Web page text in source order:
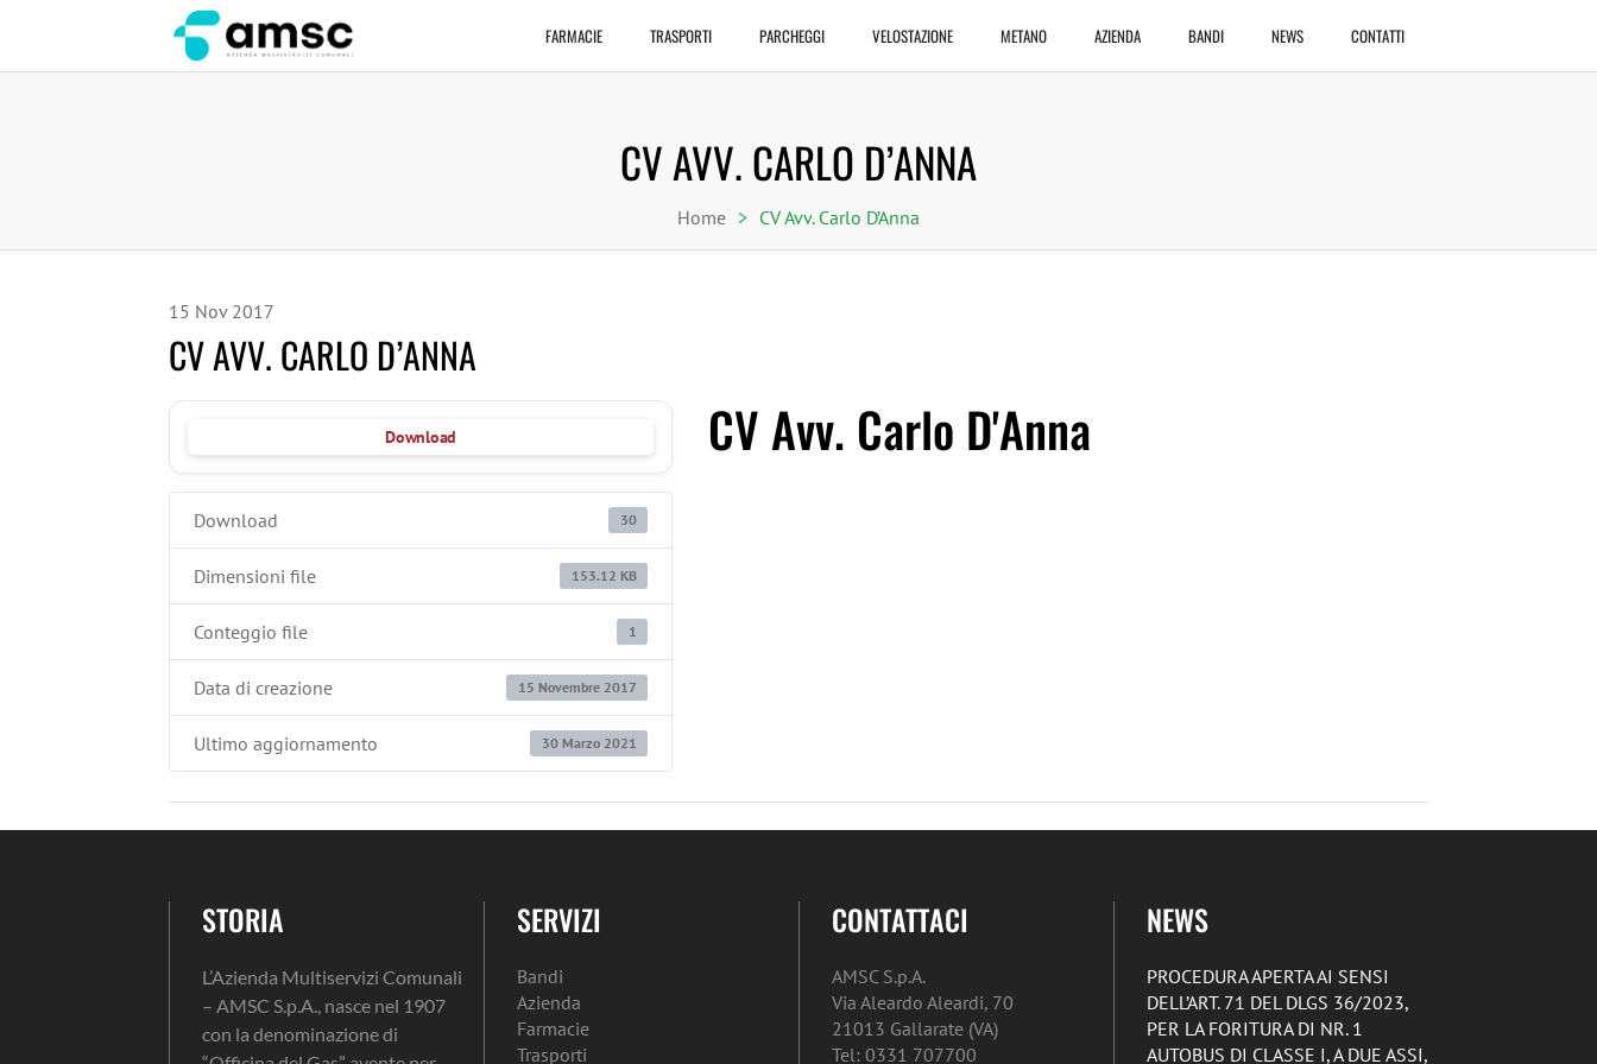
FARMACIE TRASPORTI PARCHEGGI VELOSTAZIONE METANO AZIENDA BANDI NEWS CONTATTI
CV AVV. CARLO D’ANNA
Home > CV Avv. Carlo D’Anna
15 Nov 2017
CV AVV. CARLO D’ANNA
Download
Download 30
Dimensioni file 153.12 KB
Conteggio file 1
Data di creazione 15 Novembre 2017
Ultimo aggiornamento 30 Marzo 2021
CV Avv. Carlo D'Anna
STORIA
L’Azienda Multiservizi Comunali
– AMSC S.p.A., nasce nel 1907
con la denominazione di
SERVIZI
Bandi
Azienda
Farmacie
Trasporti
CONTATTACI
AMSC S.p.A.
Via Aleardo Aleardi, 70
21013 Gallarate (VA)
Tel: 0331 707700
NEWS
PROCEDURA APERTA AI SENSI
DELL’ART. 71 DEL DLGS 36/2023,
PER LA FORITURA DI NR. 1
AUTOBUS DI CLASSE I, A DUE ASSI,